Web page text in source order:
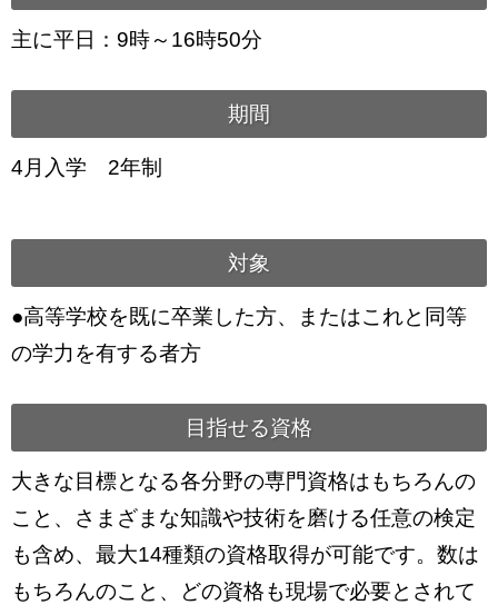
主に平日：9時～16時50分
期間
4月入学 2年制
対象
●高等学校を既に卒業した方、またはこれと同等
の学力を有する者方
目指せる資格
大きな目標となる各分野の専門資格はもちろんの
こと、さまざまな知識や技術を磨ける任意の検定
も含め、最大14種類の資格取得が可能です。数は
もちろんのこと、どの資格も現場で必要とされて